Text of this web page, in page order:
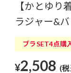
【かとゆ
ラジャー&
ブラSET4点購
¥2,508 (